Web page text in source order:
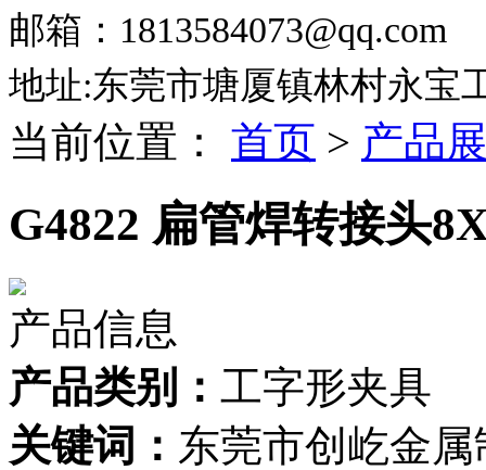
邮箱：1813584073@qq.com
地址:东莞市塘厦镇林村永宝
当前位置： 首页 > 产品
G4822 扁管焊转接头
产品信息
产品类别： 工字形夹具
关键词： 东莞市创屹金